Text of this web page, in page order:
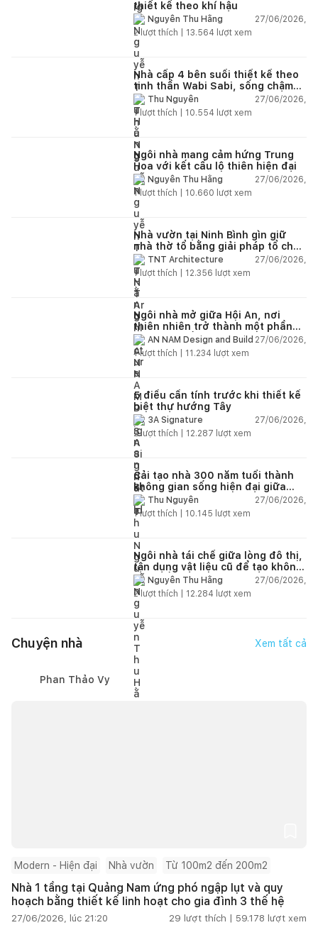
thiết kế theo khí hậu
Nguyễn Thu Hằng
27/06/2026,
2lượt thích | 13.564 lượt xem
Nhà cấp 4 bên suối thiết kế theo
tinh thần Wabi Sabi, sống chậm
giữa thiên nhiên
Thu Nguyễn
27/06/2026,
1lượt thích | 10.554 lượt xem
Ngôi nhà mang cảm hứng Trung
Hoa với kết cấu lộ thiên hiện đại
Nguyễn Thu Hằng
27/06/2026,
1lượt thích | 10.660 lượt xem
Nhà vườn tại Ninh Bình gìn giữ
nhà thờ tổ bằng giải pháp tổ chức
lại không gian
TNT Architecture
27/06/2026,
1lượt thích | 12.356 lượt xem
Ngôi nhà mở giữa Hội An, nơi
thiên nhiên trở thành một phần
của cuộc sống
AN NAM Design and Build 27/06/2026,
1lượt thích | 11.234 lượt xem
5 điều cần tính trước khi thiết kế
biệt thự hướng Tây
3A Signature
27/06/2026,
2lượt thích | 12.287 lượt xem
Cải tạo nhà 300 năm tuổi thành
không gian sống hiện đại giữa
thiên nhiên
Thu Nguyễn
27/06/2026,
1lượt thích | 10.145 lượt xem
Ngôi nhà tái chế giữa lòng đô thị,
tận dụng vật liệu cũ để tạo không
gian sống linh hoạt
Nguyễn Thu Hằng
27/06/2026,
2lượt thích | 12.284 lượt xem
Chuyện nhà Xem tất cả
Phan Thảo Vy
Modern - Hiện đại Nhà vườn Từ 100m2 đến 200m2
Nhà 1 tầng tại Quảng Nam ứng phó ngập lụt và quy
hoạch bằng thiết kế linh hoạt cho gia đình 3 thế hệ
27/06/2026, lúc 21:20 29 lượt thích | 59.178 lượt xem